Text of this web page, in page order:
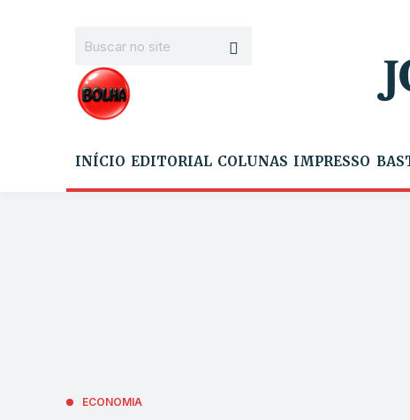
INÍCIO EDITORIAL COLUNAS IMPRESSO
ECONOMIA